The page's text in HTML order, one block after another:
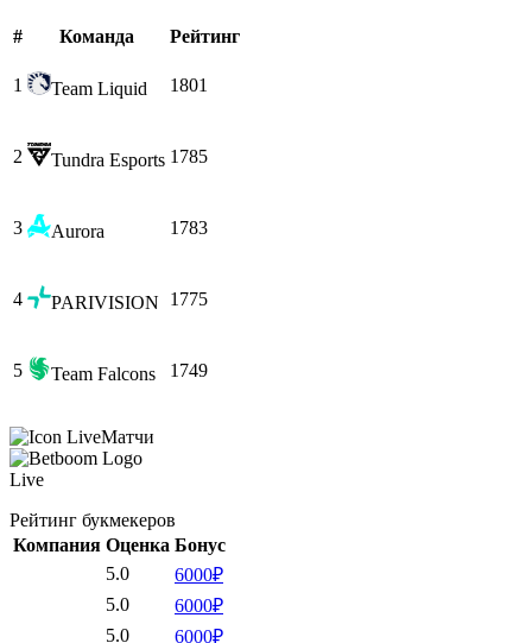
# Команда Рейтинг
1 Team Liquid 1801
2 Tundra Esports 1785
3 Aurora 1783
4 PARIVISION 1775
5 Team Falcons 1749
Матчи
Live
Рейтинг букмекеров
Компания Оценка Бонус
5.0
6000₽
5.0
6000₽
5.0
6000₽